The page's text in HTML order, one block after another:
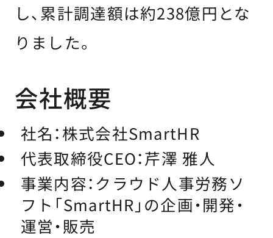
し、累計調達額は約238億円とな
りました。
会社概要
社名：株式会社SmartHR
代表取締役CEO：芹澤 雅人
事業内容： クラウド人事労務ソ
フト「SmartHR」の企画・開発・
運営・販売